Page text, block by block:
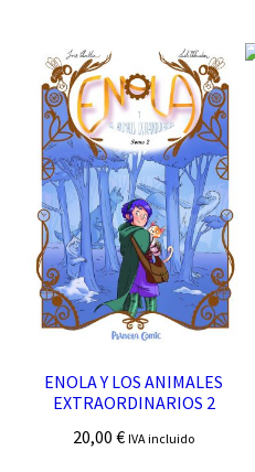
últimos
ENOLA Y LOS ANIMALES
EXTRAORDINARIOS 2
20,00€ IVA incluido